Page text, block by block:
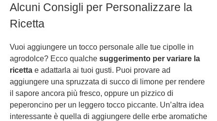
Alcuni Consigli per Personalizzare la
Ricetta
Vuoi aggiungere un tocco personale alle tue cipolle in
agrodolce? Ecco qualche suggerimento per variare la
ricetta e adattarla ai tuoi gusti. Puoi provare ad
aggiungere una spruzzata di succo di limone per rendere
il sapore ancora più fresco, oppure un pizzico di
peperoncino per un leggero tocco piccante. Un’altra idea
interessante è quella di aggiungere delle erbe aromatiche